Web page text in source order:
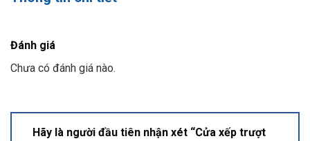
Đánh giá
Chưa có đánh giá nào.
Hãy là người đầu tiên nhận xét “Cửa xếp trượt